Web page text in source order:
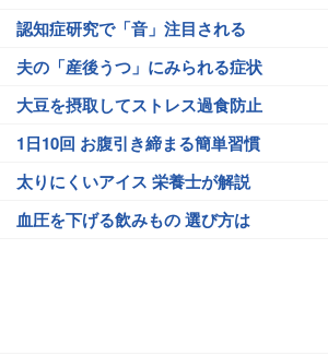
認知症研究で「音」注目される
夫の「産後うつ」にみられる症状
大豆を摂取してストレス過食防止
1日10回 お腹引き締まる簡単習慣
太りにくいアイス 栄養士が解説
血圧を下げる飲みもの 選び方は